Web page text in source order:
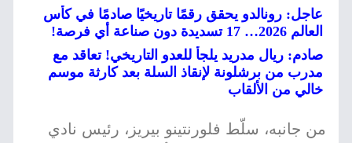
عاجل: رونالدو يحقق رقمًا تاريخيًا صادمًا في كأس
العالم 2026… 17 تسديدة دون صناعة أي فرصة!
صادم: ريال مدريد يلجأ للعدو التاريخي! تعاقد مع
مدرب من برشلونة لإنقاذ السلة بعد كارثة موسم
خالي من الألقاب
من جانبه، سلّط فلورنتينو بيريز، رئيس نادي